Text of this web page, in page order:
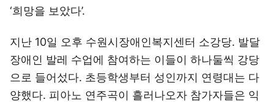
‘희망을 보았다’.
지난 10일 오후 수원시장애인복지센터 소강당. 발달
장애인 발레 수업에 참여하는 이들이 하나둘씩 강당
으로 들어섰다. 초등학생부터 성인까지 연령대는 다
양했다. 피아노 연주곡이 흘러나오자 참가자들은 익